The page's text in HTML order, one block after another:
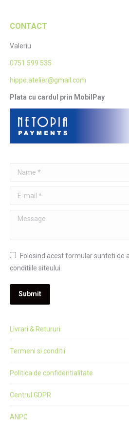
CONTACT
Valeriu
0751 599 535
hippo.atelier@gmail.com
Plata cu cardul prin MobilPay
Name *
E-mail *
Message
Folosind acest formular sunteti de
conditiile siteului.
Submit
Livrari & Retururi
Termeni si conditii
Politica de confidentialitate
Centrul GDPR
ANPC